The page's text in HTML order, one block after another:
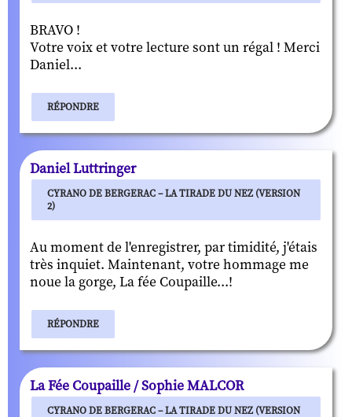
BRAVO !
Votre voix et votre lecture sont un régal ! Merci
Daniel...
RÉPONDRE
Daniel Luttringer
CYRANO DE BERGERAC – LA TIRADE DU NEZ (VERSION
2)
Au moment de l'enregistrer, par timidité, j'étais
très inquiet. Maintenant, votre hommage me
noue la gorge, La fée Coupaille...!
RÉPONDRE
La Fée Coupaille / Sophie MALCOR
CYRANO DE BERGERAC – LA TIRADE DU NEZ (VERSION